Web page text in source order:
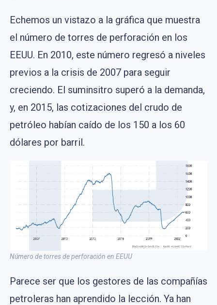
Echemos un vistazo a la gráfica que muestra
el número de torres de perforación en los
EEUU. En 2010, este número regresó a niveles
previos a la crisis de 2007 para seguir
creciendo. El suminsitro superó a la demanda,
y, en 2015, las cotizaciones del crudo de
petróleo habían caído de los 150 a los 60
dólares por barril.
Número de torres de perforación en EEUU
Parece ser que los gestores de las compañías
petroleras han aprendido la lección. Ya han